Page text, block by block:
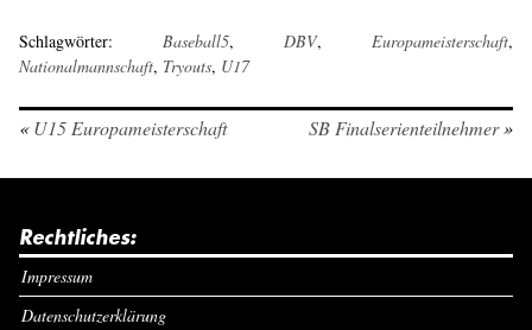
Schlagwörter: Baseball5, DBV, Europameisterschaft,
Nationalmannschaft, Tryouts, U17
«U15 Europameisterschaft SB Finalserienteilnehmer»
Rechtliches:
Impressum
Datenschutzerklärung